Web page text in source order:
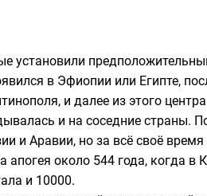
установили
в Эфиопии или Египте,
, и далее из этого
и на соседние страны.
и Аравии, но за всё своё
около 544 года, когда
и 10000.